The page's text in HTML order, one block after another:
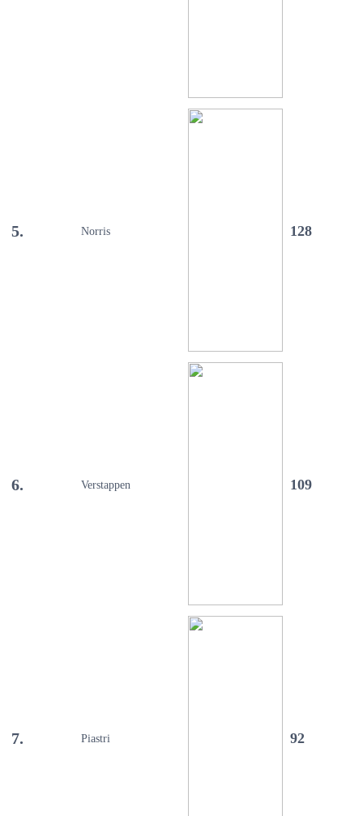
5. Norris 128
6. Verstappen 109
7. Piastri 92